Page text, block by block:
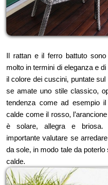
Il rattan e il ferro battuto
molto in termini di eleganza e
il colore dei cuscini, puntate sul
se amate uno stile classico,
tendenza come ad esempio
calde come il rosso,
è solare, allegra e briosa.
importante valutare se
da sole, in modo tale da
calde.